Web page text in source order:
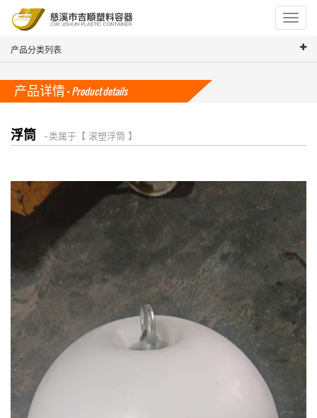
Toggle
产品分类列表
产品详情 -Product details
浮筒 -- 类属于【 滚塑浮筒 】